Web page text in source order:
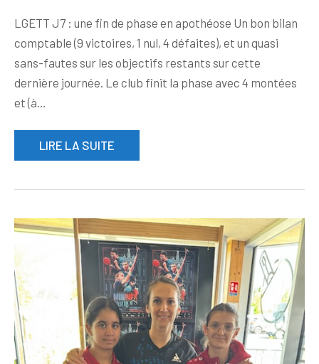
LGETT J7 : une fin de phase en apothéose Un bon bilan
comptable (9 victoires, 1 nul, 4 défaites), et un quasi
sans-fautes sur les objectifs restants sur cette
dernière journée. Le club finit la phase avec 4 montées
et (à…
LIRE LA SUITE